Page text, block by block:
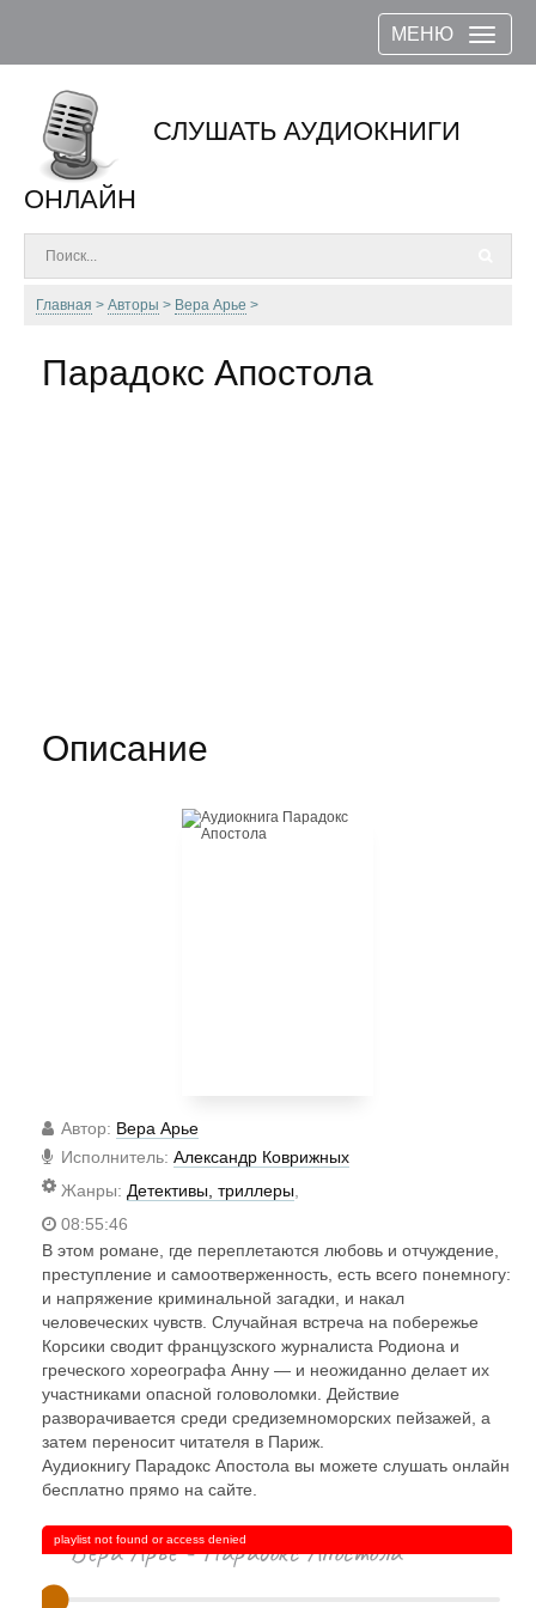
МЕНЮ
СЛУШАТЬ АУДИОКНИГИ
ОНЛАЙН
Главная Авторы Вера Арье
Парадокс Апостола
Описание
Автор: Вера Арье
Исполнитель: Александр Коврижных
Жанры: Детективы, триллеры
08:55:46
В этом романе, где переплетаются любовь и отчуждение,
преступление и самоотверженность, есть всего понемногу:
и напряжение криминальной загадки, и накал
человеческих чувств. Случайная встреча на побережье
Корсики сводит французского журналиста Родиона и
греческого хореографа Анну — и неожиданно делает их
участниками опасной головоломки. Действие
разворачивается среди средиземноморских пейзажей, а
затем переносит читателя в Париж.
Аудиокнигу Парадокс Апостола вы можете слушать онлайн
бесплатно прямо на сайте.
Вера Арье - Парадокс Апостола
playlist not found or access denied